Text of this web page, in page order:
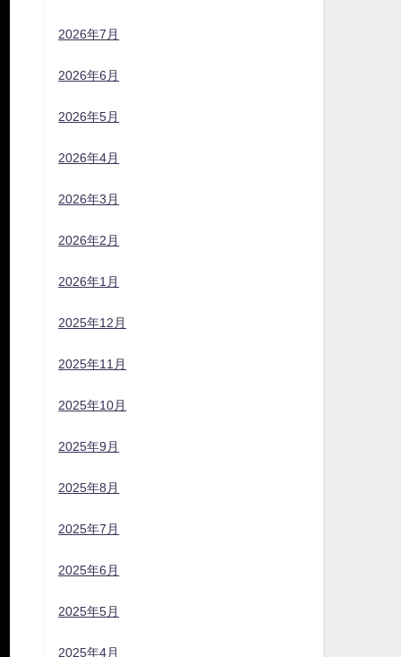
2026年7月
2026年6月
2026年5月
2026年4月
2026年3月
2026年2月
2026年1月
2025年12月
2025年11月
2025年10月
2025年9月
2025年8月
2025年7月
2025年6月
2025年5月
2025年4月